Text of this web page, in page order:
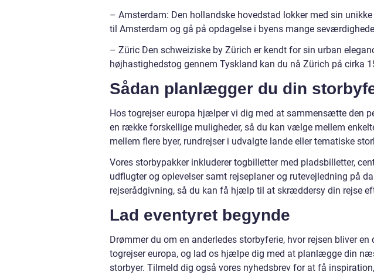
– Amsterdam: Den hollandske hovedstad lokker med sin
til Amsterdam og gå på opdagelse i byens mange
– Züric Den schweiziske by Zürich er kendt for sin urban
højhastighedstog gennem Tyskland kan du nå Zürich på cirka
Sådan planlægger du din
Hos togrejser europa hjælper vi dig med at sammensætte den
en række forskellige muligheder, så du kan vælge mellem
mellem flere byer, rundrejser i udvalgte lande eller tematiske
Vores storbypakker inkluderer togbilletter med pladsbilletter,
udflugter og oplevelser samt rejseplaner og rutevejledning på
rejserådgivning, så du kan få hjælp til at skræddersy din rejse
Lad eventyret begynde
Drømmer du om en anderledes storbyferie, hvor rejsen bliver
togrejser europa, og lad os hjælpe dig med at planlægge din
storbyer. Tilmeld dig også vores nyhedsbrev for at få